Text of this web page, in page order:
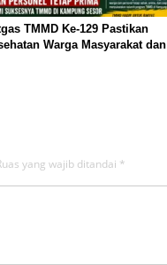
TMMD Ke-129 Pastikan
Warga Masyarakat dan
yang wajib ditandai *